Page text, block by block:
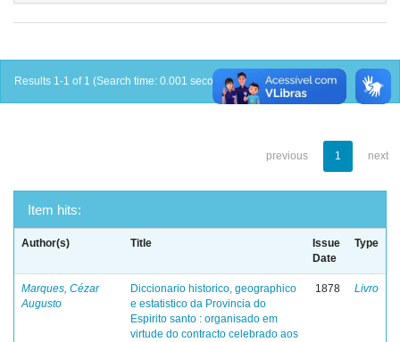
Results 1-1 of 1 (Search time: 0.001 seconds).
previous 1 next
Item hits:
Author(s) Title
Issue
Date
Type
Marques, Cézar
Augusto
Diccionario historico, geographico
e estatistico da Provincia do
Espirito santo : organisado em
virtude do contracto celebrado aos
1878 Livro